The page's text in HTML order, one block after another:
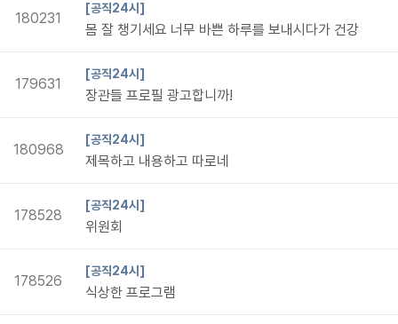
180231
[공직24시]
몸 잘 챙기세요 너무 바쁜 하루를 보내시다가 건강
179631
[공직24시]
장관들 프로필 광고합니까!
180968
[공직24시]
제목하고 내용하고 따로네
178528
[공직24시]
위원회
178526
[공직24시]
식상한 프로그램